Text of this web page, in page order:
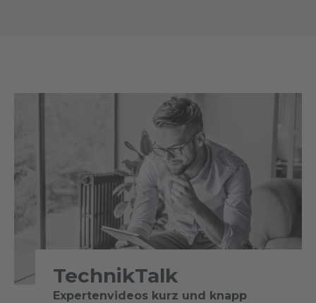
TechnikTalk
Expertenvideos kurz und knapp